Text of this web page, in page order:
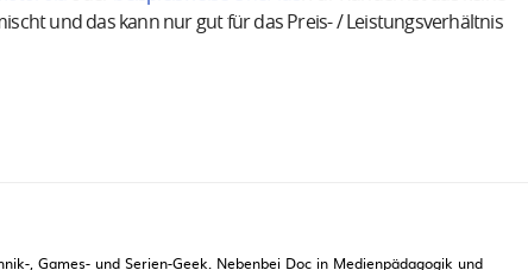
und das kann nur gut für das Preis- / Leistungsverhältnis
, Games- und Serien-Geek. Nebenbei Doc in Medienpädagogik und